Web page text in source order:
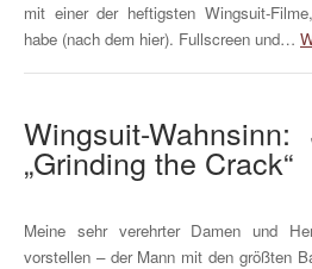
mit einer der heftigsten Wingsuit-
habe (nach dem hier). Fullscreen und…
Wingsuit-
„Grinding the Crack“
Meine sehr verehrter Damen und
vorstellen – der Mann mit den größten